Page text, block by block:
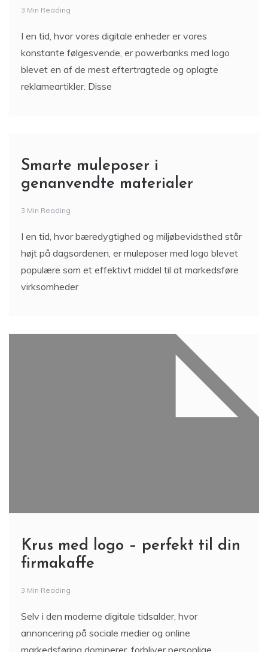
3 Min Reading
I en tid, hvor vores digitale enheder er vores
konstante følgesvende, er powerbanks med logo
blevet en af de mest eftertragtede og oplagte
reklameartikler. Disse
Smarte muleposer i
genanvendte materialer
3 Min Reading
I en tid, hvor bæredygtighed og miljøbevidsthed står
højt på dagsordenen, er muleposer med logo blevet
populære som et effektivt middel til at markedsføre
virksomheder
Krus med logo – perfekt til din
firmakaffe
3 Min Reading
Selv i den moderne digitale tidsalder, hvor
annoncering på sociale medier og online
markedsføring dominerer, forbliver personlige